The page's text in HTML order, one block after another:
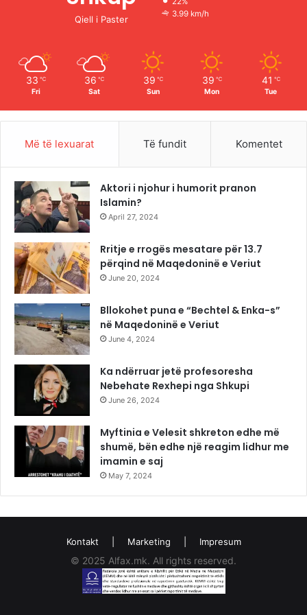
r
Qiell i Paster
3.99 km/h
33 ℃
Fri
36 ℃
Sat
39 ℃
Sun
39 ℃
Mon
41 ℃
Tue
Më të lexuarat Të fundit Komentet
Aktori i njohur i humorit pranon
Islamin?
April 27, 2024
Rritje e rrogës mesatare për 13.7
përqind në Maqedoninë e Veriut
June 20, 2024
Bllokohet puna e “Bechtel & Enka-s”
në Maqedoninë e Veriut
June 4, 2024
Ka ndërruar jetë profesoresha
Nebehate Rexhepi nga Shkupi
June 26, 2024
Myftinia e Velesit shkreton edhe më
shumë, bën edhe një reagim lidhur me
imamin e saj
May 7, 2024
Kontakt Marketing Impresum
© 2025 Alfax.mk. All rights reserved.